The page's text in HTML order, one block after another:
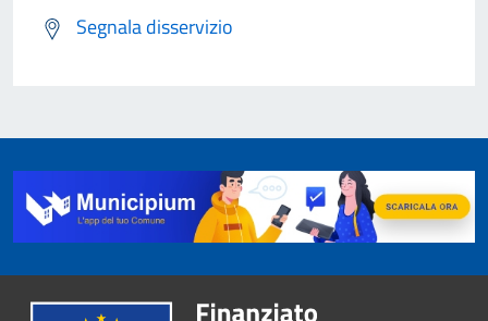
Segnala disservizio